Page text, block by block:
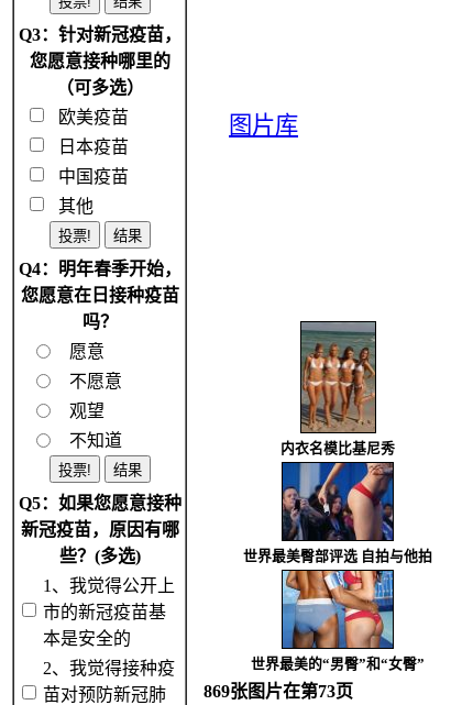
Q3：针对新冠疫苗，
您愿意接种哪里的
（可多选）
欧美疫苗
日本疫苗
中国疫苗
其他
Q4：明年春季开始，
您愿意在日接种疫苗
吗？
愿意
不愿意
观望
不知道
Q5：如果您愿意接种
新冠疫苗，原因有哪
些？(多选)
1、我觉得公开上
市的新冠疫苗基
本是安全的
2、我觉得接种疫
苗对预防新冠肺
图片库
内衣名模比基尼秀
世界最美臀部评选 自拍与他拍
世界最美的“男臀”和“女臀”
869张图片在第73页